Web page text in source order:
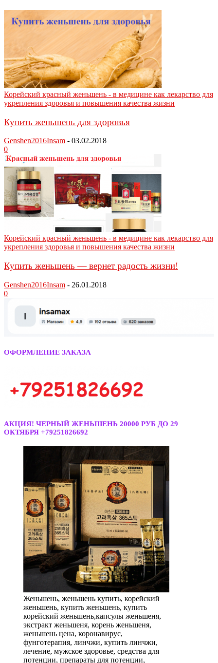
Корейский красный женьшень - в медицине как лекарство для
укрепления здоровья и повышения качества жизни
Купить женьшень для здоровья
Genshen2016Insam - 03.02.2018
0
Корейский красный женьшень - в медицине как лекарство для
укрепления здоровья и повышения качества жизни
Купить женьшень — вернет радость жизни!
Genshen2016Insam - 26.01.2018
0
ОФОРМЛЕНИЕ ЗАКАЗА
АКЦИЯ! ЧЕРНЫЙ ЖЕНЬШЕНЬ 20000 РУБ ДО 29
ОКТЯБРЯ +79251826692
Женьшень, женьшень купить, корейский
женьшень, купить женьшень, купить
корейский женьшень,капсулы женьшеня,
экстракт женьшеня, корень женьшеня,
женьшень цена, коронавирус,
фунготерапия, линчжи, купить линчжи,
лечение, мужское здоровье, средства для
потенции, препараты для потенции,